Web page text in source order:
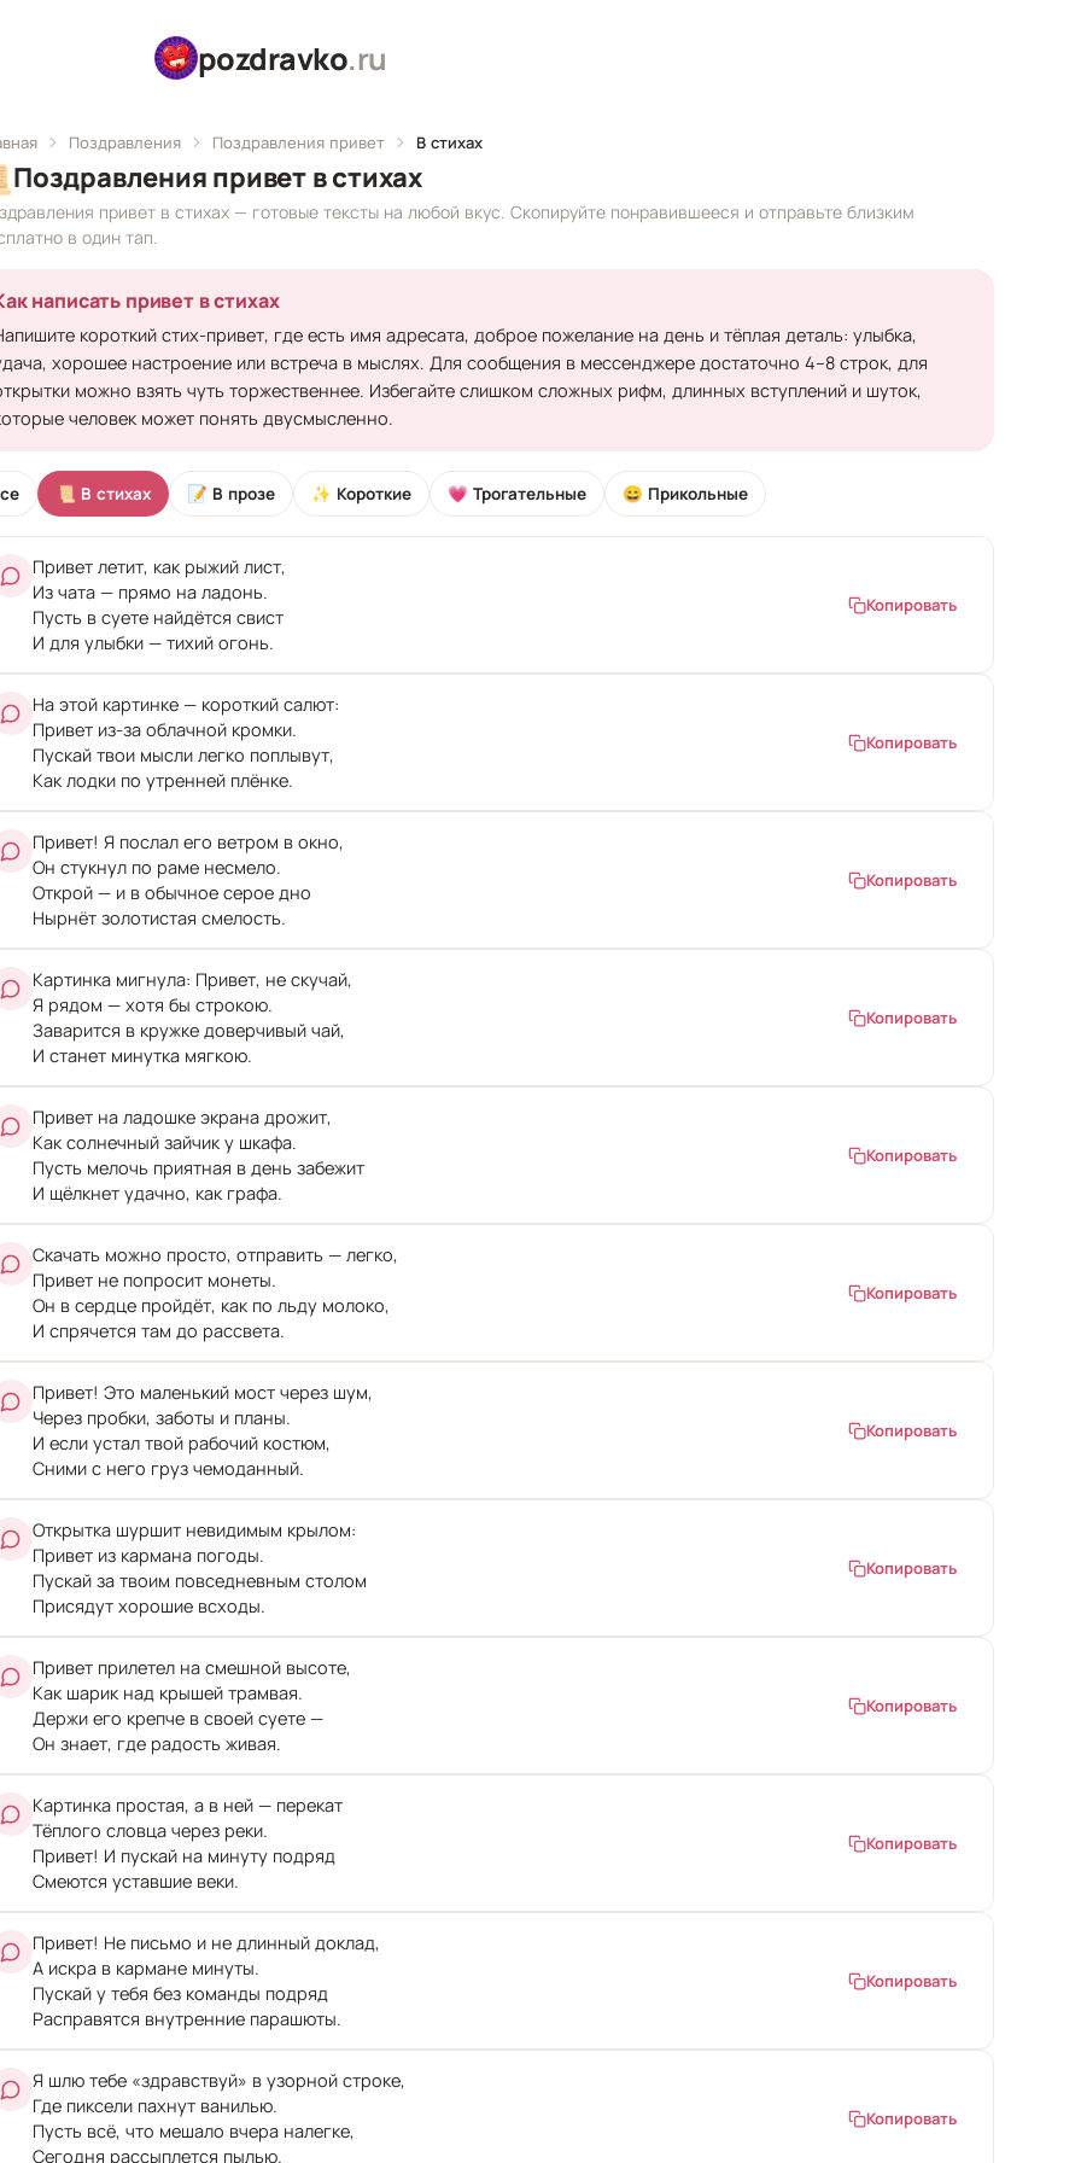
pozdravko.ru
Поздравления Поздравления привет В стихах
Поздравления привет в стихах
привет в стихах — готовые тексты на любой вкус. Скопируйте понравившееся и отправьте близким
в один тап.
написать привет в стихах
короткий стих-привет, где есть имя адресата, доброе пожелание на день и тёплая деталь: улыбка,
хорошее настроение или встреча в мыслях. Для сообщения в мессенджере достаточно 4–8 строк, для
можно взять чуть торжественнее. Избегайте слишком сложных рифм, длинных вступлений и шуток,
человек может понять двусмысленно.
📜 В стихах 📝 В прозе ✨ Короткие 💗 Трогательные 😄 Прикольные
Привет летит, как рыжий лист,
Из чата — прямо на ладонь.
Пусть в суете найдётся свист
И для улыбки — тихий огонь.
Копировать
На этой картинке — короткий салют:
Привет из-за облачной кромки.
Пускай твои мысли легко поплывут,
Как лодки по утренней плёнке.
Копировать
Привет! Я послал его ветром в окно,
Он стукнул по раме несмело.
Открой — и в обычное серое дно
Нырнёт золотистая смелость.
Копировать
Картинка мигнула: Привет, не скучай,
Я рядом — хотя бы строкою.
Заварится в кружке доверчивый чай,
И станет минутка мягкою.
Копировать
Привет на ладошке экрана дрожит,
Как солнечный зайчик у шкафа.
Пусть мелочь приятная в день забежит
И щёлкнет удачно, как графа.
Копировать
Скачать можно просто, отправить — легко,
Привет не попросит монеты.
Он в сердце пройдёт, как по льду молоко,
И спрячется там до рассвета.
Копировать
Привет! Это маленький мост через шум,
Через пробки, заботы и планы.
И если устал твой рабочий костюм,
Сними с него груз чемоданный.
Копировать
Открытка шуршит невидимым крылом:
Привет из кармана погоды.
Пускай за твоим повседневным столом
Присядут хорошие всходы.
Копировать
Привет прилетел на смешной высоте,
Как шарик над крышей трамвая.
Держи его крепче в своей суете —
Он знает, где радость живая.
Копировать
Картинка простая, а в ней — перекат
Тёплого словца через реки.
Привет! И пускай на минуту подряд
Смеются уставшие веки.
Копировать
Привет! Не письмо и не длинный доклад,
А искра в кармане минуты.
Пускай у тебя без команды подряд
Расправятся внутренние парашюты.
Копировать
Я шлю тебе «здравствуй» в узорной строке,
Где пиксели пахнут ванилью.
Пусть всё, что мешало вчера налегке,
Сегодня рассыплется пылью.
Копировать